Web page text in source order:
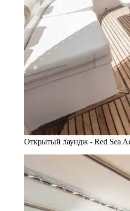
Открытый лаундж - Red Sea